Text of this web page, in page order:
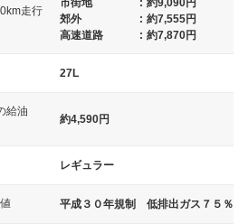
走行
市街地 : 約9,090円
郊外
: 約7,555円
高速道路
: 約7,870円
27L
給油
約4,590円
レギュラー
平成３０年規制 低排出ガス７５％